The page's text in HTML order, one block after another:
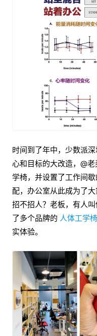
时间到了年中，少数派
心和目标的大改造，@
学椅，并设置了工作间
配，办公室从此成为了
招不招人？老板，有人
了多个品牌的 人体工学椅
实体验。